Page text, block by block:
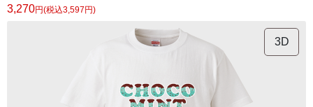
3,270円(税込3,597円)
3D